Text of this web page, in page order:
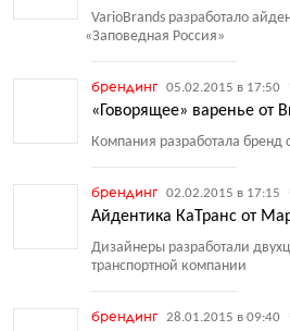
VarioBrands разработало
«Заповедная Россия»
брендинг 05.02.2015 в 17:50
«Говорящее» варенье от
Компания разработала бренд
брендинг 02.02.2015 в 17:15
Айдентика КаТранс от
Дизайнеры разработали
транспортной компании
брендинг 28.01.2015 в 09:40